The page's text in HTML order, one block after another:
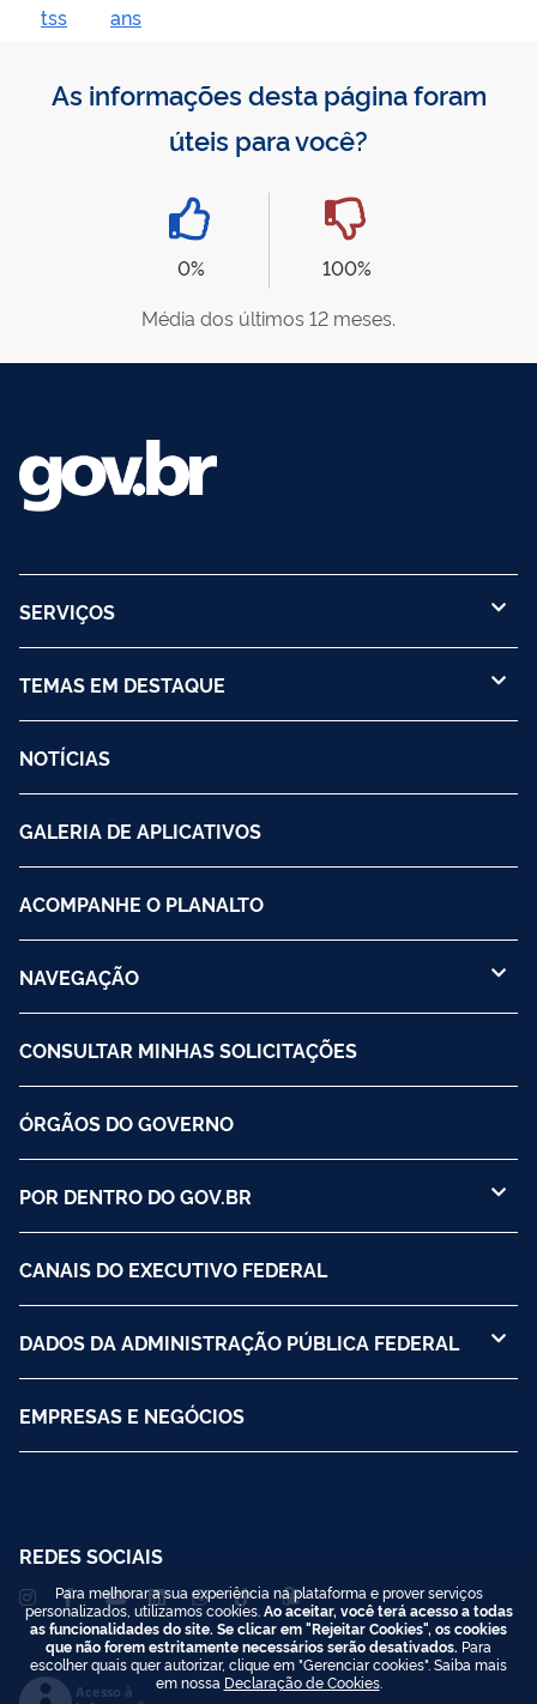
tss
ans
As informações desta página foram
úteis para você?
0%
100%
Média dos últimos 12 meses.
SERVIÇOS
TEMAS EM DESTAQUE
NOTÍCIAS
GALERIA DE APLICATIVOS
ACOMPANHE O PLANALTO
NAVEGAÇÃO
CONSULTAR MINHAS SOLICITAÇÕES
ÓRGÃOS DO GOVERNO
POR DENTRO DO GOV.BR
CANAIS DO EXECUTIVO FEDERAL
DADOS DA ADMINISTRAÇÃO PÚBLICA FEDERAL
EMPRESAS E NEGÓCIOS
REDES SOCIAIS
Acesso à
Para melhorar a sua experiência na plataforma e prover serviços
personalizados, utilizamos cookies. Ao aceitar, você terá acesso a todas
as funcionalidades do site. Se clicar em "Rejeitar Cookies", os cookies
que não forem estritamente necessários serão desativados. Para
escolher quais quer autorizar, clique em "Gerenciar cookies". Saiba mais
em nossa Declaração de Cookies.